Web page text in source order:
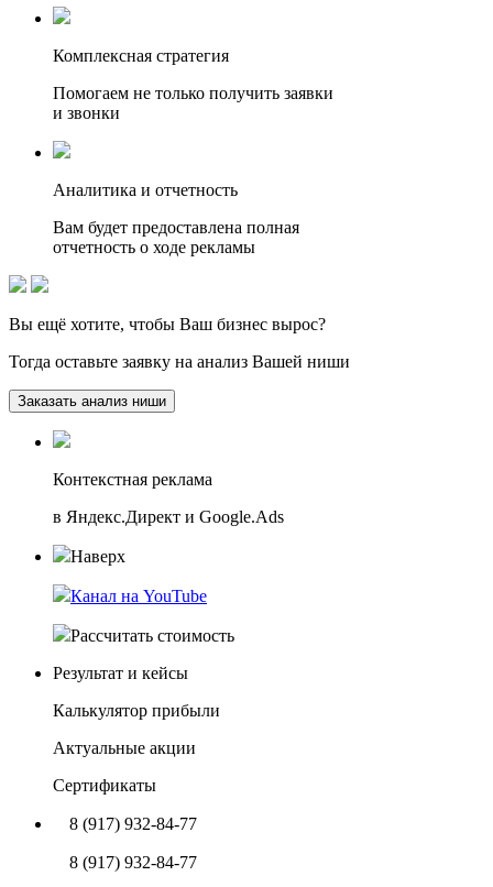
Комплексная стратегия
Помогаем не только получить заявки
и звонки
Аналитика и отчетность
Вам будет предоставлена полная
отчетность о ходе рекламы
Вы ещё хотите, чтобы Ваш бизнес вырос?
Тогда оставьте заявку на анализ Вашей ниши
Заказать анализ ниши
Контекстная реклама
в Яндекс.Директ и Google.Ads
Наверх
Канал на YouTube
Рассчитать стоимость
Результат и кейсы
Калькулятор прибыли
Актуальные акции
Сертификаты
8 (917) 932-84-77
8 (917) 932-84-77